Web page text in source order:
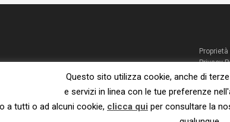
Privacy
© 2023
Questo sito utilizza cookie, anche di
e servizi in linea con le tue preferenze
a tutti o ad alcuni cookie, clicca qui per consultare la